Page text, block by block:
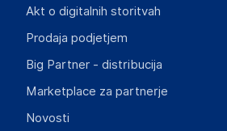
Akt o digitalnih storitvah
Prodaja podjetjem
Big Partner - distribucija
Marketplace za partnerje
Novosti